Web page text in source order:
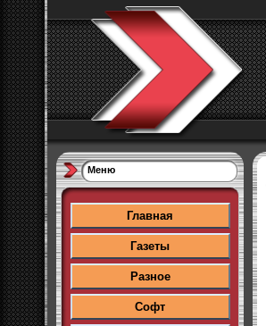
Меню
Главная
Газеты
Разное
Софт